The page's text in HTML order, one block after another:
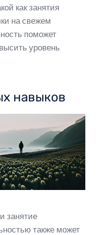
как занятия
на свежем
поможет
уровень
навыков
занятие
также может